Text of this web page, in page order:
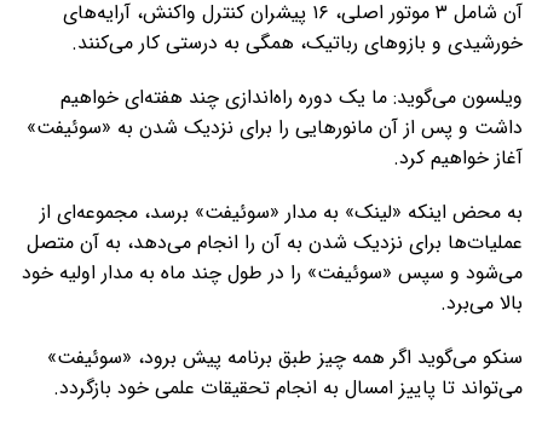
آن شامل ۳ موتور اصلی، ۱۶ پیشران کنترل واکنش، آرایه‌های
خورشیدی و بازوهای رباتیک، همگی به درستی کار می‌کنند.
ویلسون می‌گوید: ما یک دوره راه‌اندازی چند هفته‌ای خواهیم
داشت و پس از آن مانورهایی را برای نزدیک شدن به «سوئیفت»
آغاز خواهیم کرد.
به محض اینکه «لینک» به مدار «سوئیفت» برسد، مجموعه‌ای از
عملیات‌ها برای نزدیک شدن به آن را انجام می‌دهد، به آن متصل
می‌شود و سپس «سوئیفت» را در طول چند ماه به مدار اولیه خود
بالا می‌برد.
سنکو می‌گوید اگر همه چیز طبق برنامه پیش برود، «سوئیفت»
می‌تواند تا پاییز امسال به انجام تحقیقات علمی خود بازگردد.